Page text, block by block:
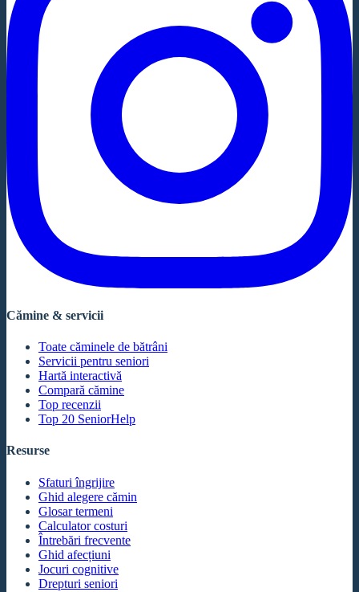
Cămine & servicii
Toate căminele de bătrâni
Servicii pentru seniori
Hartă interactivă
Compară cămine
Top recenzii
Top 20 SeniorHelp
Resurse
Sfaturi îngrijire
Ghid alegere cămin
Glosar termeni
Calculator costuri
Întrebări frecvente
Ghid afecțiuni
Jocuri cognitive
Drepturi seniori